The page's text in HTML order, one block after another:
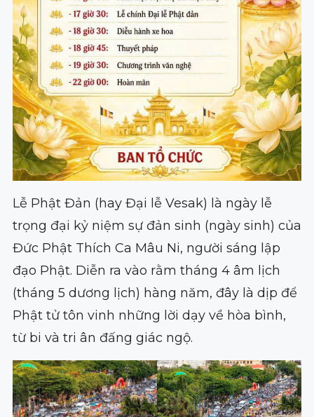
Lễ Phật Đản (hay Đại lễ Vesak) là ngày lễ
trọng đại kỷ niệm sự đản sinh (ngày sinh) của
Đức Phật Thích Ca Mâu Ni, người sáng lập
đạo Phật. Diễn ra vào rằm tháng 4 âm lịch
(tháng 5 dương lịch) hàng năm, đây là dịp để
Phật tử tôn vinh những lời dạy về hòa bình,
từ bi và tri ân đấng giác ngộ.